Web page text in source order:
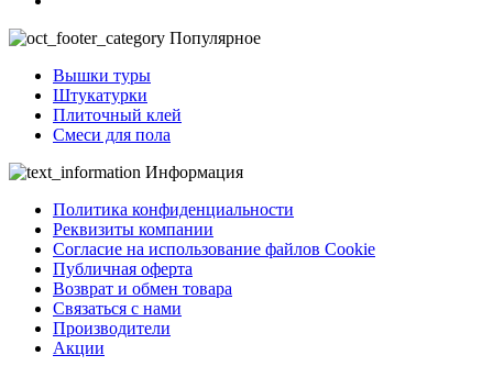
Популярное
Вышки туры
Штукатурки
Плиточный клей
Смеси для пола
Информация
Политика конфиденциальности
Реквизиты компании
Согласие на использование файлов Cookie
Публичная оферта
Возврат и обмен товара
Связаться с нами
Производители
Акции